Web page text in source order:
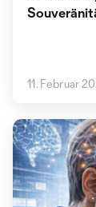
11. Februar